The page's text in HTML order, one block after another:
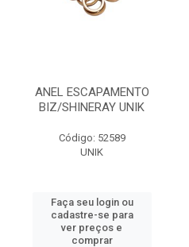
ANEL ESCAPAMENTO
BIZ/SHINERAY UNIK
Código: 52589
UNIK
Faça seu login ou
cadastre-se para
ver preços e
comprar